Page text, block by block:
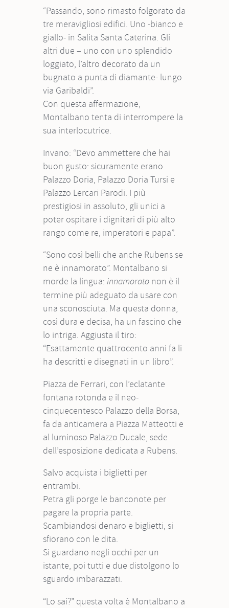
“Passando, sono rimasto folgorato da
tre meravigliosi edifici. Uno -bianco e
giallo- in Salita Santa Caterina. Gli
altri due – uno con uno splendido
loggiato, l’altro decorato da un
bugnato a punta di diamante- lungo
via Garibaldi”.
Con questa affermazione,
Montalbano tenta di interrompere la
sua interlocutrice.
Invano: “Devo ammettere che hai
buon gusto: sicuramente erano
Palazzo Doria, Palazzo Doria Tursi e
Palazzo Lercari Parodi. I più
prestigiosi in assoluto, gli unici a
poter ospitare i dignitari di più alto
rango come re, imperatori e papa”.
“Sono così belli che anche Rubens se
ne è innamorato”. Montalbano si
morde la lingua: innamorato non è il
termine più adeguato da usare con
una sconosciuta. Ma questa donna,
così dura e decisa, ha un fascino che
lo intriga. Aggiusta il tiro:
“Esattamente quattrocento anni fa li
ha descritti e disegnati in un libro”.
Piazza de Ferrari, con l’eclatante
fontana rotonda e il neo-
cinquecentesco Palazzo della Borsa,
fa da anticamera a Piazza Matteotti e
al luminoso Palazzo Ducale, sede
dell’esposizione dedicata a Rubens.
Salvo acquista i biglietti per
entrambi.
Petra gli porge le banconote per
pagare la propria parte.
Scambiandosi denaro e biglietti, si
sfiorano con le dita.
Si guardano negli occhi per un
istante, poi tutti e due distolgono lo
sguardo imbarazzati.
“Lo sai?” questa volta è Montalbano a